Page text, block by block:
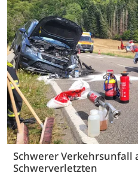
Schwerer Verkehrsunfall
Schwerverletzten